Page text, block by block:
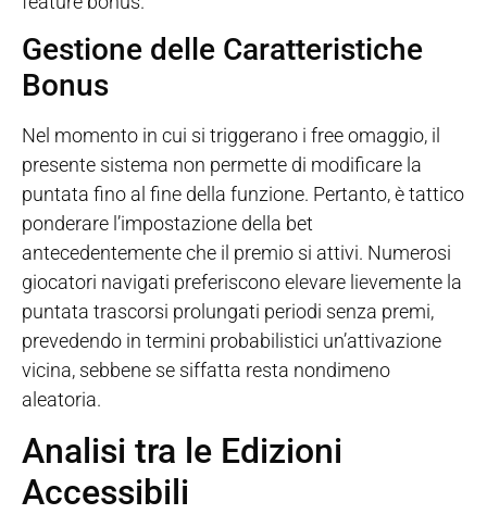
Gestione delle Caratteristiche
Bonus
Nel momento in cui si triggerano i free omaggio, il
presente sistema non permette di modificare la
puntata fino al fine della funzione. Pertanto, è tattico
ponderare l’impostazione della bet
antecedentemente che il premio si attivi. Numerosi
giocatori navigati preferiscono elevare lievemente la
puntata trascorsi prolungati periodi senza premi,
prevedendo in termini probabilistici un’attivazione
vicina, sebbene se siffatta resta nondimeno
aleatoria.
Analisi tra le Edizioni
Accessibili